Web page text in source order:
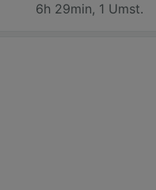
6h 29min, 1 Umst.